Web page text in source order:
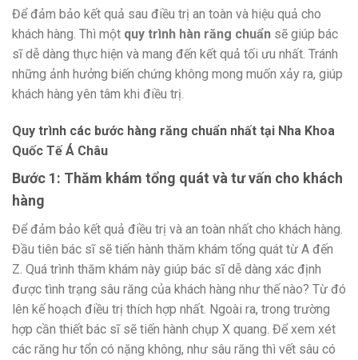
Để đảm bảo kết quả sau điều trị an toàn và hiệu quả cho
khách hàng. Thì một quy trình hàn răng chuẩn sẽ giúp bác
sĩ dễ dàng thực hiện và mang đến kết quả tối ưu nhất. Tránh
những ảnh hưởng biến chứng không mong muốn xảy ra, giúp
khách hàng yên tâm khi điều trị.
Quy trình các bước hàng răng chuẩn nhất tại Nha Khoa
Quốc Tế Á Châu
Bước 1: Thăm khám tổng quát và tư vấn cho khách
hàng
Để đảm bảo kết quả điều trị và an toàn nhất cho khách hàng.
Đầu tiên bác sĩ sẽ tiến hành thăm khám tổng quát từ A đến
Z. Quá trình thăm khám này giúp bác sĩ dễ dàng xác định
được tình trạng sâu răng của khách hàng như thế nào? Từ đó
lên kế hoạch điều trị thích hợp nhất. Ngoài ra, trong trường
hợp cần thiết bác sĩ sẽ tiến hành chụp X quang. Để xem xét
các răng hư tổn có nặng không, như sâu răng thì vết sâu có